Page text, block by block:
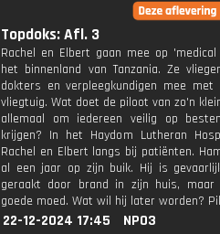
Topdoks: Afl. 3
Rachel en Elbert gaan mee op
het binnenland van Tanzania. Ze
dokters en verpleegkundigen mee met
vliegtuig. Wat doet de piloot van zo'n
allemaal om iedereen veilig op
krijgen? In het Haydom Lutheran
Rachel en Elbert langs bij patiënten.
al een jaar op zijn buik. Hij is
geraakt door brand in zijn huis,
goede moed. Wat wil hij later worden?
22-12-2024 17:45
NPO3